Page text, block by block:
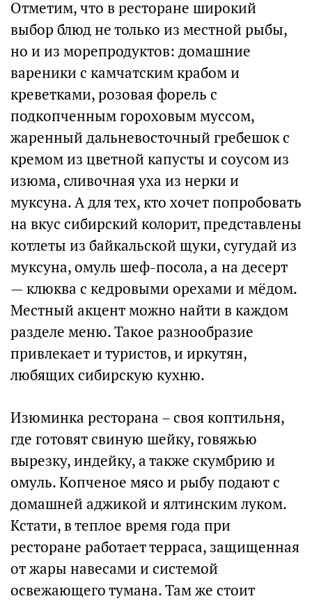
Отметим, что в ресторане широкий
выбор блюд не только из местной рыбы,
но и из морепродуктов: домашние
вареники с камчатским крабом и
креветками, розовая форель с
подкопченным гороховым муссом,
жаренный дальневосточный гребешок с
кремом из цветной капусты и соусом из
изюма, сливочная уха из нерки и
муксуна. А для тех, кто хочет попробовать
на вкус сибирский колорит, представлены
котлеты из байкальской щуки, сугудай из
муксуна, омуль шеф-посола, а на десерт
— клюква с кедровыми орехами и мёдом.
Местный акцент можно найти в каждом
разделе меню. Такое разнообразие
привлекает и туристов, и иркутян,
любящих сибирскую кухню.
Изюминка ресторана – своя коптильня,
где готовят свиную шейку, говяжью
вырезку, индейку, а также скумбрию и
омуль. Копченое мясо и рыбу подают с
домашней аджикой и ялтинским луком.
Кстати, в теплое время года при
ресторане работает терраса, защищенная
от жары навесами и системой
освежающего тумана. Там же стоит